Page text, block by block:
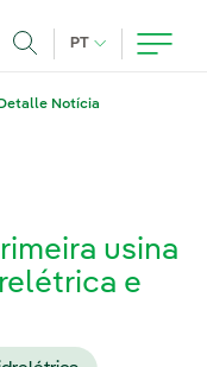
PT IDIOMA ATUAL,
Detalle Notícia
usina
e